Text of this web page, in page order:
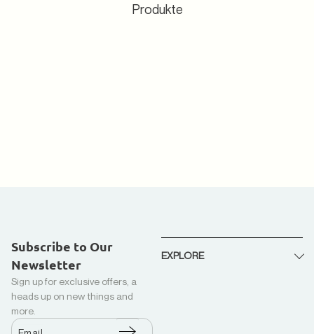
Produkte
Subscribe to Our
Newsletter
Sign up for exclusive offers, a
heads up on new things and
more.
EXPLORE